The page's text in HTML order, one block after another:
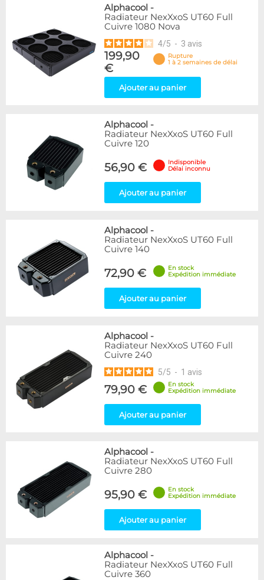
Alphacool -
Radiateur NexXxoS UT60 Full
Cuivre 1080 Nova
4/5 - 3 avis
199,90
€
Rupture
1 à 2 semaines de délai
Ajouter au panier
Alphacool -
Radiateur NexXxoS UT60 Full
Cuivre 120
56,90 €
Indisponible
Délai inconnu
Ajouter au panier
Alphacool -
Radiateur NexXxoS UT60 Full
Cuivre 140
72,90 €
En stock
Expédition immédiate
Ajouter au panier
Alphacool -
Radiateur NexXxoS UT60 Full
Cuivre 240
5/5 - 1 avis
79,90 €
En stock
Expédition immédiate
Ajouter au panier
Alphacool -
Radiateur NexXxoS UT60 Full
Cuivre 280
95,90 €
En stock
Expédition immédiate
Ajouter au panier
Alphacool -
Radiateur NexXxoS UT60 Full
Cuivre 360